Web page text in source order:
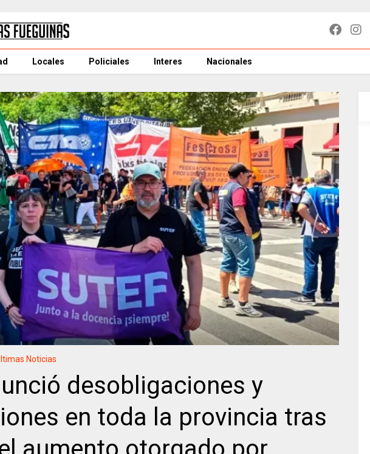
Locales Policiales Interes Nacionales
Noticias
desobligaciones y
en toda la provincia tras